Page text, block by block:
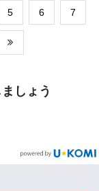
​5 ​6 ​7
しょう